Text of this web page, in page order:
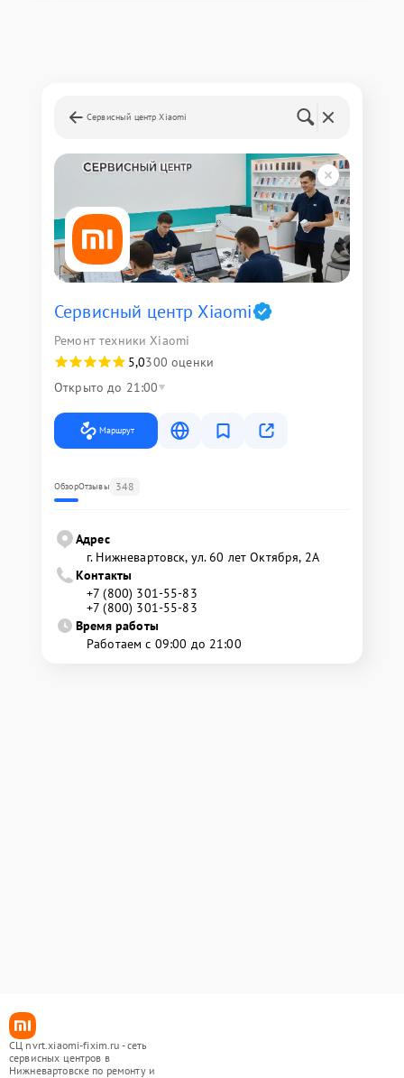
Сервисный центр Xiaomi
Сервисный центр Xiaomi
Ремонт техники Xiaomi
5,0300 оценки
Открыто до 21:00
Маршрут
ОбзорОтзывы 348
Адрес
г. Нижневартовск, ул. 60 лет Октября, 2А
Контакты
+7 (800) 301-55-83
+7 (800) 301-55-83
Время работы
Работаем с 09:00 до 21:00
СЦ nvrt.xiaomi-fixim.ru - сеть
сервисных центров в
Нижневартовске по ремонту и